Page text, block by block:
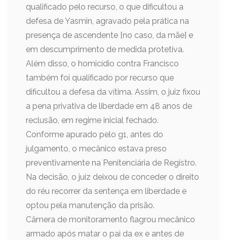
qualificado pelo recurso, o que dificultou a
defesa de Yasmin, agravado pela prática na
presença de ascendente [no caso, da mãe] e
em descumprimento de medida protetiva.
Além disso, o homicídio contra Francisco
também foi qualificado por recurso que
dificultou a defesa da vítima. Assim, o juiz fixou
a pena privativa de liberdade em 48 anos de
reclusão, em regime inicial fechado.
Conforme apurado pelo g1, antes do
julgamento, o mecânico estava preso
preventivamente na Penitenciária de Registro.
Na decisão, o juiz deixou de conceder o direito
do réu recorrer da sentença em liberdade e
optou pela manutenção da prisão.
Câmera de monitoramento flagrou mecânico
armado após matar o pai da ex e antes de